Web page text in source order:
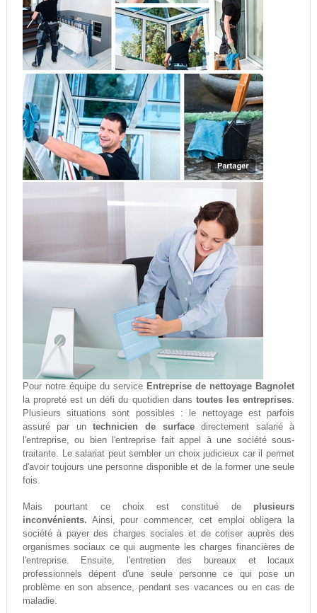
Pour notre équipe du service Entreprise de nettoyage Bagnolet
la propreté est un défi du quotidien dans toutes les entreprises.
Plusieurs situations sont possibles : le nettoyage est parfois
assuré par untechnicien de surfacedirectement salarié à
l'entreprise, ou bien l'entreprise fait appel à une société sous-
traitante. Le salariat peut sembler un choix judicieux car il permet
d'avoir toujours une personne disponible et de la former une seule
fois.
Mais pourtant ce choix est constitué de plusieurs
inconvénients. Ainsi, pour commencer, cet emploi obligera la
société à payer des charges sociales et de cotiser auprès des
organismes sociaux ce qui augmente les charges financières de
l'entreprise. Ensuite, l'entretien des bureaux et locaux
professionnels dépent d'une seule personne ce qui pose un
problème en son absence, pendant ses vacances ou en cas de
maladie.